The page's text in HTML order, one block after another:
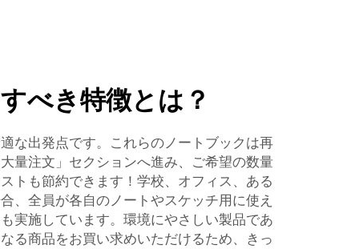
べき特徴とは？
な出発点です。これらのノートブックは再
量注文」セクションへ進み、ご希望の数量
トも節約できます！学校、オフィス、ある
、全員が各自のノートやスケッチ用に使え
実施しています。環境にやさしい製品であ
る商品をお買い求めいただけるため、きっ